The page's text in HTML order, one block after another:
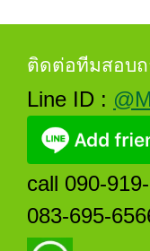
ติดต่อทีมสอบถ
Line ID :
call 090-
083-695-